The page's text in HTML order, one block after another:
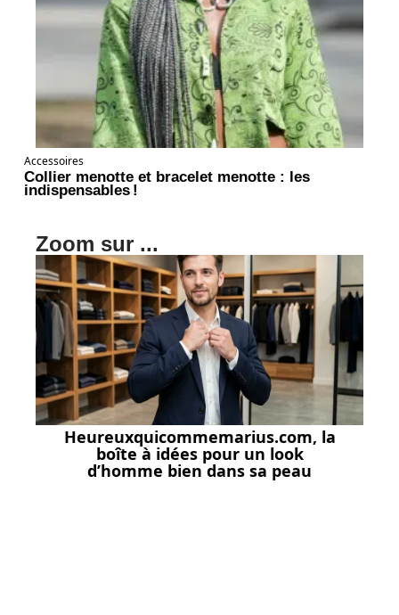
Accessoires
Collier menotte et bracelet menotte : les
indispensables !
Zoom sur ...
Heureuxquicommemarius.com, la
boîte à idées pour un look
d’homme bien dans sa peau